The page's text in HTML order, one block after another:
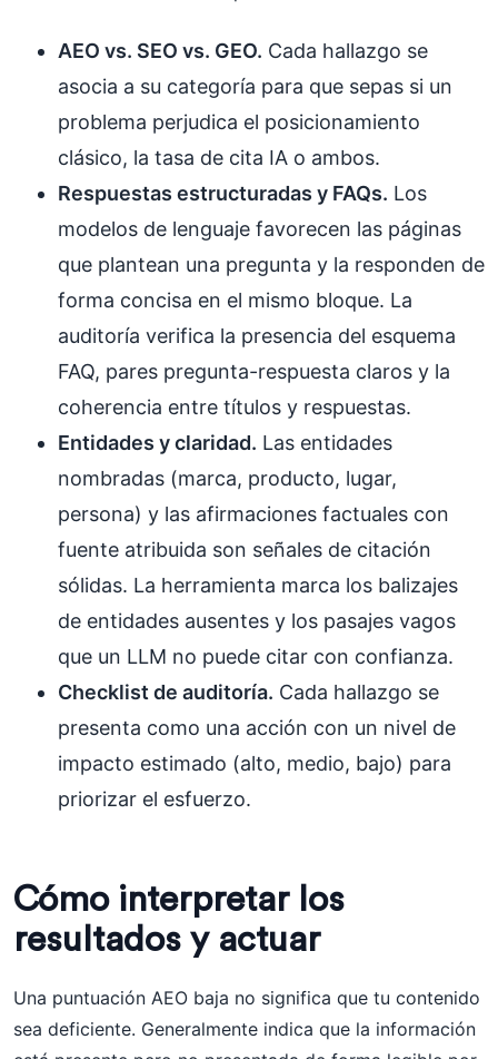
AEO vs. SEO vs. GEO. Cada hallazgo se
asocia a su categoría para que sepas si un
problema perjudica el posicionamiento
clásico, la tasa de cita IA o ambos.
Respuestas estructuradas y FAQs. Los
modelos de lenguaje favorecen las páginas
que plantean una pregunta y la responden de
forma concisa en el mismo bloque. La
auditoría verifica la presencia del esquema
FAQ, pares pregunta-respuesta claros y la
coherencia entre títulos y respuestas.
Entidades y claridad. Las entidades
nombradas (marca, producto, lugar,
persona) y las afirmaciones factuales con
fuente atribuida son señales de citación
sólidas. La herramienta marca los balizajes
de entidades ausentes y los pasajes vagos
que un LLM no puede citar con confianza.
Checklist de auditoría. Cada hallazgo se
presenta como una acción con un nivel de
impacto estimado (alto, medio, bajo) para
priorizar el esfuerzo.
Cómo interpretar los
resultados y actuar
Una puntuación AEO baja no significa que tu contenido
sea deficiente. Generalmente indica que la información